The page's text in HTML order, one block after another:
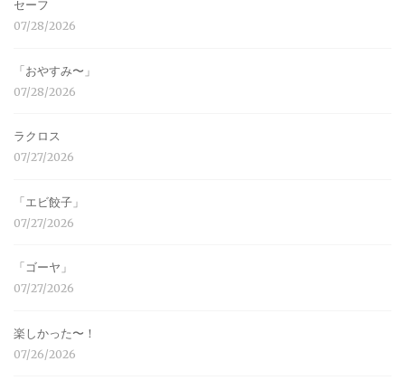
セーフ
07/28/2026
「おやすみ〜」
07/28/2026
ラクロス
07/27/2026
「エビ餃子」
07/27/2026
「ゴーヤ」
07/27/2026
楽しかった〜！
07/26/2026